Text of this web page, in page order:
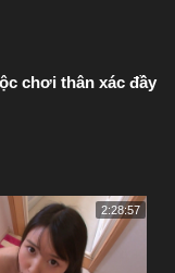
chơi thân xác đầy
2:28:57